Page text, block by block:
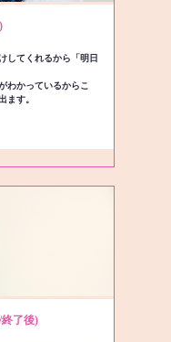
してくれるから「明日
わかっているからこ
ます。
了後)